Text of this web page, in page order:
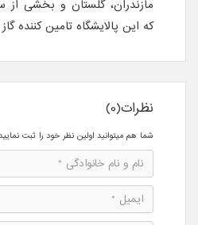
مازندران، گلستان و بخشی از
که این پالایشگاه تامین کننده
نظرات(0)
شما هم میتوانید اولین نظر خود را ثبت